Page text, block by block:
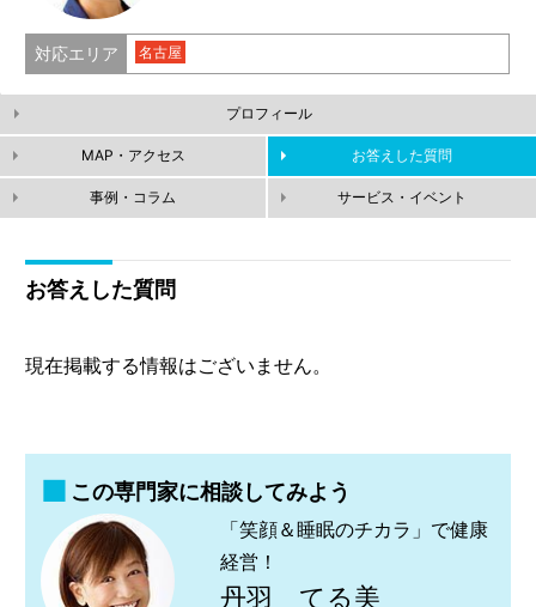
対応エリア 名古屋
プロフィール
MAP・アクセス お答えした質問
事例・コラム サービス・イベント
お答えした質問
現在掲載する情報はございません。
この専門家に相談してみよう
「笑顔＆睡眠のチカラ」で健康
経営！
丹羽 てる美